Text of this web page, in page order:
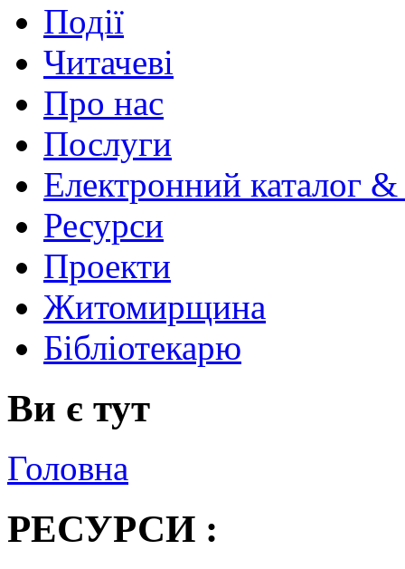
Події
Читачеві
Про нас
Послуги
Електронний каталог
Ресурси
Проекти
Житомирщина
Бібліотекарю
Ви є тут
Головна
РЕСУРСИ :